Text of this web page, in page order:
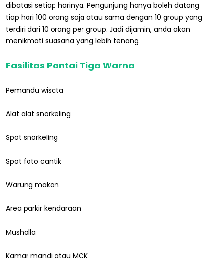
dibatasi setiap harinya. Pengunjung hanya boleh datang
tiap hari 100 orang saja atau sama dengan 10 group yang
terdiri dari 10 orang per group. Jadi dijamin, anda akan
menikmati suasana yang lebih tenang.
Fasilitas Pantai Tiga Warna
Pemandu wisata
Alat alat snorkeling
Spot snorkeling
Spot foto cantik
Warung makan
Area parkir kendaraan
Musholla
Kamar mandi atau MCK